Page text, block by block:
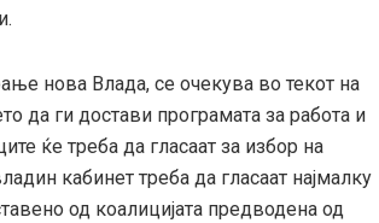
нова Влада, се очекува во текот на
да ги достави програмата за работа и
ќе треба да гласаат за избор на
кабинет треба да гласаат најмалку
од коалицијата предводена од